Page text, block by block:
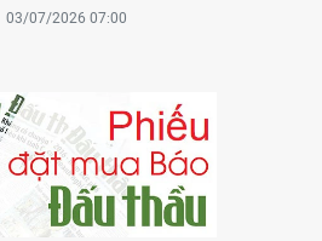
03/07/2026 07:00